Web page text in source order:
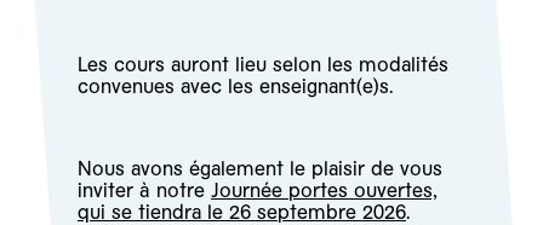
Les cours auront lieu selon les modalités
convenues avec les enseignant(e)s.
Nous avons également le plaisir de vous
inviter à notre Journée portes ouvertes,
qui se tiendra le 26 septembre 2026.